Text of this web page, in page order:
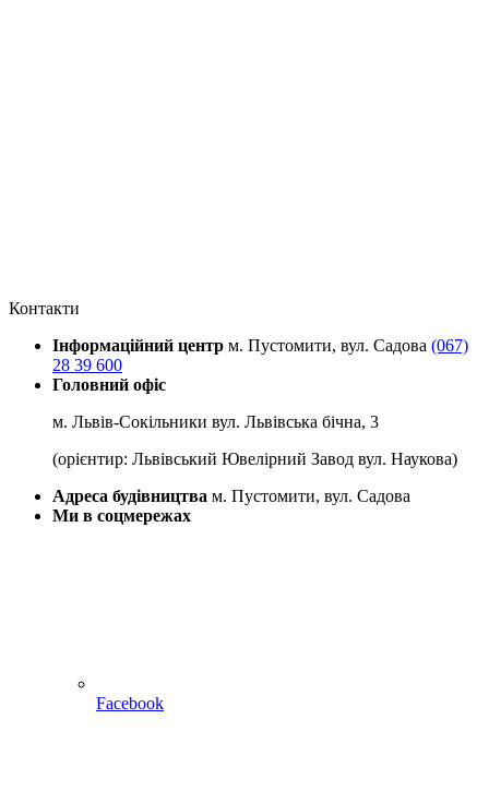
Контакти
Інформаційний центр м. Пустомити, вул. Садова (067)
28 39 600
Головний офіс
м. Львів-Сокільники вул. Львівська бічна, 3
(орієнтир: Львівський Ювелірний Завод вул. Наукова)
Адреса будівництва м. Пустомити, вул. Садова
Ми в соцмережах
Facebook